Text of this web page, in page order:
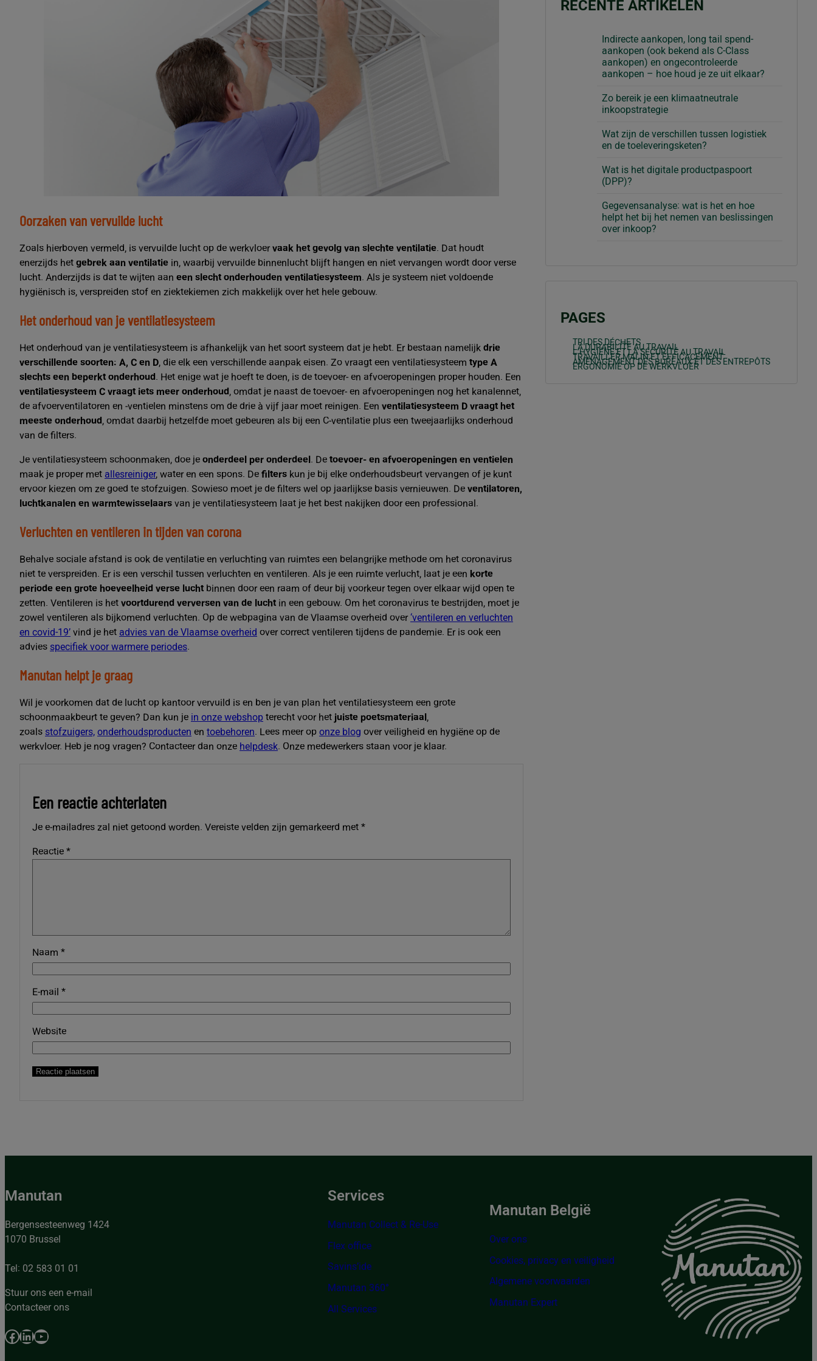
Oorzaken van vervuilde lucht
Zoals hierboven vermeld, is vervuilde lucht op de werkvloer vaak het gevolg van slechte ventilatie. Dat houdt
enerzijds het gebrek aan ventilatie in, waarbij vervuilde binnenlucht blijft hangen en niet vervangen wordt door verse
lucht. Anderzijds is dat te wijten aan een slecht onderhouden ventilatiesysteem. Als je systeem niet voldoende
hygiënisch is, verspreiden stof en ziektekiemen zich makkelijk over het hele gebouw.
Het onderhoud van je ventilatiesysteem
Het onderhoud van je ventilatiesysteem is afhankelijk van het soort systeem dat je hebt. Er bestaan namelijk drie
verschillende soorten: A, C en D, die elk een verschillende aanpak eisen. Zo vraagt een ventilatiesysteem type A
slechts een beperkt onderhoud. Het enige wat je hoeft te doen, is de toevoer- en afvoeropeningen proper houden. Een
ventilatiesysteem C vraagt iets meer onderhoud, omdat je naast de toevoer- en afvoeropeningen nog het kanalennet,
de afvoerventilatoren en -ventielen minstens om de drie à vijf jaar moet reinigen. Een ventilatiesysteem D vraagt het
meeste onderhoud, omdat daarbij hetzelfde moet gebeuren als bij een C-ventilatie plus een tweejaarlijks onderhoud
van de filters.
Je ventilatiesysteem schoonmaken, doe je onderdeel per onderdeel. De toevoer- en afvoeropeningen en ventielen
maak je proper met allesreiniger, water en een spons. De filters kun je bij elke onderhoudsbeurt vervangen of je kunt
ervoor kiezen om ze goed te stofzuigen. Sowieso moet je de filters wel op jaarlijkse basis vernieuwen. De ventilatoren,
luchtkanalen en warmtewisselaars van je ventilatiesysteem laat je het best nakijken door een professional.
Verluchten en ventileren in tijden van corona
Behalve sociale afstand is ook de ventilatie en verluchting van ruimtes een belangrijke methode om het coronavirus
niet te verspreiden. Er is een verschil tussen verluchten en ventileren. Als je een ruimte verlucht, laat je een korte
periode een grote hoeveelheid verse lucht binnen door een raam of deur bij voorkeur tegen over elkaar wijd open te
zetten. Ventileren is het voortdurend verversen van de lucht in een gebouw. Om het coronavirus te bestrijden, moet je
zowel ventileren als bijkomend verluchten. Op de webpagina van de Vlaamse overheid over ‘ventileren en verluchten
en covid-19’ vind je het advies van de Vlaamse overheid over correct ventileren tijdens de pandemie. Er is ook een
advies specifiek voor warmere periodes.
Manutan helpt je graag
Wil je voorkomen dat de lucht op kantoor vervuild is en ben je van plan het ventilatiesysteem een grote
schoonmaakbeurt te geven? Dan kun je in onze webshop terecht voor het juiste poetsmateriaal,
zoals stofzuigers, onderhoudsproducten en toebehoren. Lees meer op onze blog over veiligheid en hygiëne op de
werkvloer. Heb je nog vragen? Contacteer dan onze helpdesk. Onze medewerkers staan voor je klaar.
Een reactie achterlaten
Je e-mailadres zal niet getoond worden. Vereiste velden zijn gemarkeerd met *
Reactie *
Naam *
E-mail *
Website
RECENTE ARTIKELEN
Indirecte aankopen, long tail spend-
aankopen (ook bekend als C-Class
aankopen) en ongecontroleerde
aankopen – hoe houd je ze uit elkaar?
Zo bereik je een klimaatneutrale
inkoopstrategie
Wat zijn de verschillen tussen logistiek
en de toeleveringsketen?
Wat is het digitale productpaspoort
(DPP)?
Gegevensanalyse: wat is het en hoe
helpt het bij het nemen van beslissingen
over inkoop?
PAGES
TRI DES DÉCHETS
LA DURABILITE AU TRAVAIL
L’HYGIÈNE ET LA SÉCURITÉ AU TRAVAIL
TRAVAILLER MALIN ET EFFICACEMENT
AMÉNAGEMENT DES BUREAUX ET DES ENTREPÔTS
ERGONOMIE OP DE WERKVLOER
Manutan
Bergensesteenweg 1424
1070 Brussel
Tel: 02 583 01 01
Stuur ons een e-mail
Contacteer ons
Facebook LinkedIn YouTube
Services
Manutan Collect & Re-Use
Flex office
Savins’ide
Manutan 360°
All Services
Manutan België
Over ons
Cookies, privacy en veiligheid
Algemene voorwaarden
Manutan Expert